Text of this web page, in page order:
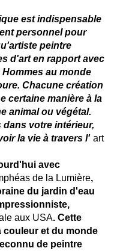
est indispensable
personnel pour
peintre
d'art en rapport avec
au monde
Chacune création
certaine manière à la
animal ou végétal.
votre intérieur,
la vie à travers l' art
avec
de la Lumière,
du jardin d'eau
aux USA. Cette
couleur et du monde
de peintre